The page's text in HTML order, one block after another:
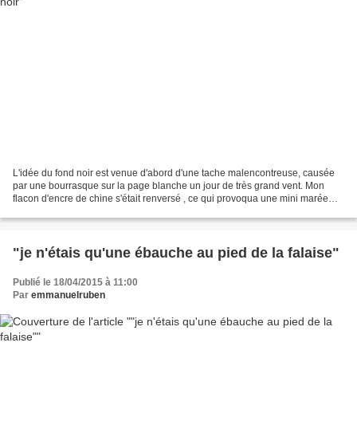
L'idée du fond noir est venue d'abord d'une tache malencontreuse, causée
par une bourrasque sur la page blanche un jour de très grand vent. Mon
flacon d'encre de chine s'était renversé , ce qui provoqua une mini marée
"je n'étais qu'une ébauche au pied de la falaise"
Publié le 18/04/2015 à 11:00
Par emmanuelruben